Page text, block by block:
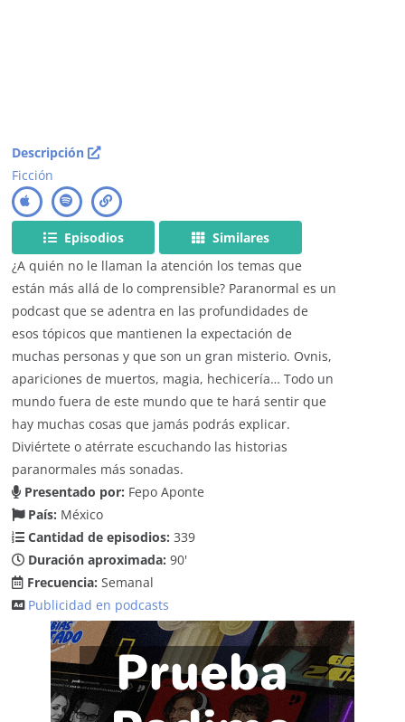
Descripción
Ficción
Episodios
Similares
¿A quién no le llaman la atención los temas que
están más allá de lo comprensible? Paranormal es un
podcast que se adentra en las profundidades de
esos tópicos que mantienen la expectación de
muchas personas y que son un gran misterio. Ovnis,
apariciones de muertos, magia, hechicería… Todo un
mundo fuera de este mundo que te hará sentir que
hay muchas cosas que jamás podrás explicar.
Diviértete o atérrate escuchando las historias
paranormales más sonadas.
Presentado por: Fepo Aponte
País: México
Cantidad de episodios: 339
Duración aproximada: 90'
Frecuencia: Semanal
Publicidad en podcasts